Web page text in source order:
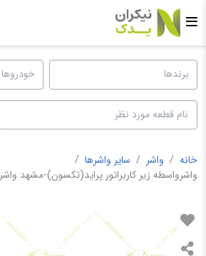
خانه / واشر / سایر واشرها /
واشرواسطه زیر کاربراتور پراید(تکسون)-مشهد واشر